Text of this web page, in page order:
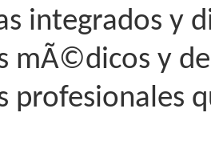
integrados y
mÃ©dicos y
profesionales